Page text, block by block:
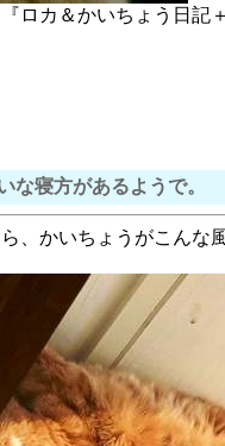
カ＆かいちょう日記
な寝方があるようで。
、かいちょうがこんな